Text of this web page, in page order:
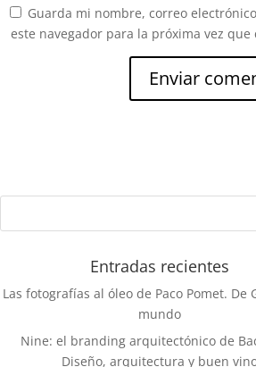
Guarda mi nombre, correo
este navegador para la próxima vez que
Entradas recientes
Las fotografías al óleo de Paco Pomet. De
mundo
Nine: el branding arquitectónico de
Diseño, arquitectura y buen